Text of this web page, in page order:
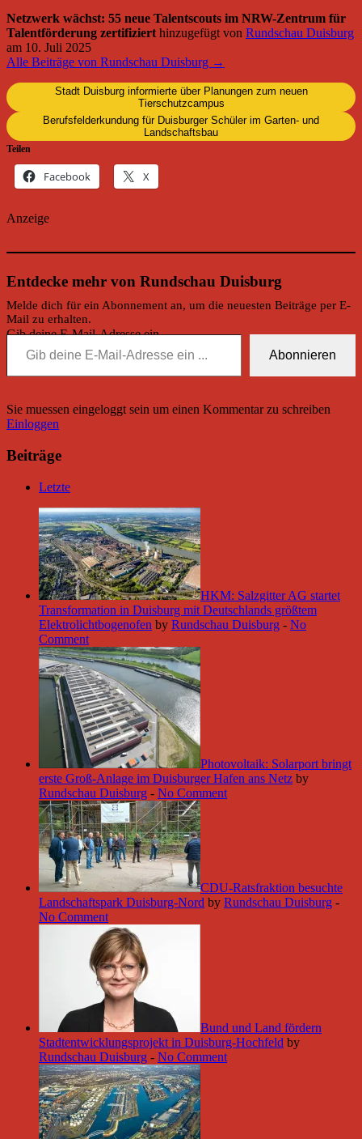
Netzwerk wächst: 55 neue Talentscouts im NRW-Zentrum für
Talentförderung zertifizierthinzugefügt von Rundschau Duisburg
am 10. Juli 2025
Alle Beiträge von Rundschau Duisburg →
Stadt Duisburg informierte über Planungen zum neuen
Tierschutzcampus
Berufsfelderkundung für Duisburger Schüler im Garten- und
Landschaftsbau
Teilen
Facebook X
Anzeige
Entdecke mehr von Rundschau Duisburg
Melde dich für ein Abonnement an, um die neuesten Beiträge per E-
Mail zu erhalten.
Gib deine E-Mail-Adresse ein ...
Abonnieren
Sie muessen eingeloggt sein um einen Kommentar zu schreiben
Einloggen
Beiträge
Letzte
HKM: Salzgitter AG startet
Transformation in Duisburg mit Deutschlands größtem
Elektrolichtbogenofen by Rundschau Duisburg - No
Comment
Photovoltaik: Solarport bringt
erste Groß-Anlage im Duisburger Hafen ans Netz by
Rundschau Duisburg - No Comment
CDU-Ratsfraktion besuchte
Landschaftspark Duisburg-Nord by Rundschau Duisburg -
No Comment
Bund und Land fördern
Stadtentwicklungsprojekt in Duisburg-Hochfeld by
Rundschau Duisburg - No Comment